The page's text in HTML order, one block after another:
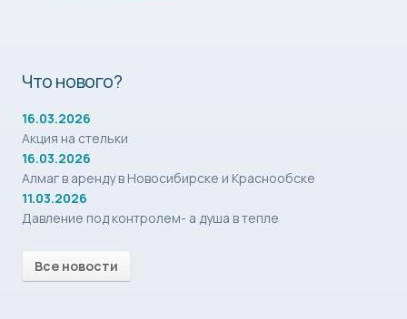
Что нового?
16.03.2026
Акция на стельки
16.03.2026
Алмаг в аренду в Новосибирске и Краснообске
11.03.2026
Давление под контролем- а душа в тепле
Все новости